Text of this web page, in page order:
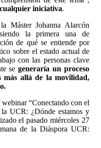
iniciativa.
Máster Johanna Alarcón
la primera una de
de qué se entiende por
sobre el estado actual de
con las personas clave
segeneraría un proceso
más allá de la movilidad,
“Conectando con el
UCR: ¿Dónde estamos y
el pasado miércoles 27
de la Diáspora UCR: